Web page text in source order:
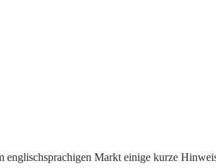
englischsprachigen Markt einige kurze